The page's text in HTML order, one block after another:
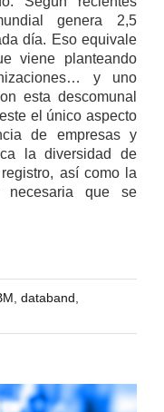
genera 2,5
día. Eso equivale
viene planteando
y uno
esta descomunal
el único aspecto
de empresas y
la diversidad de
así como la
necesaria que se
databand